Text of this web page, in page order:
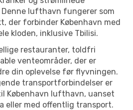
Denne lufthavn fungerer som
der forbinder København med
kloden, inklusive Tbilisi.
restauranter, toldfri
venteområder, der er
din oplevelse før flyvningen.
transportforbindelser er
København lufthavn, uanset
eller med offentlig transport.